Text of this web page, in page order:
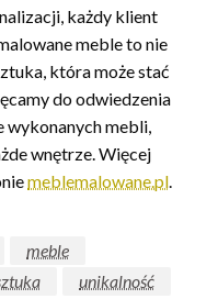
każdy klient
meble to nie
która może stać
do odwiedzenia
wykonanych mebli,
wnętrze. Więcej
meblemalowane.pl.
meble
unikalność